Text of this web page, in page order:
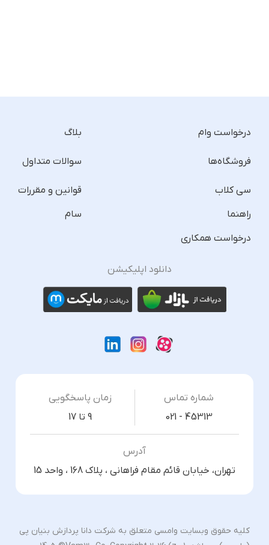
درخواست وام
فروشگاه‌ها
سی کلاب
راهنما
درخواست همکاری
بلاگ
سوالات متداول
قوانین و مقررات
سام
دانلود اپلیکیشن
شماره تماس
021 - 45313
زمان پاسخگویی
9 تا 17
آدرس
تهران، خیابان قائم مقام فراهانی ، پلاک 168 ، واحد 15
کلیه حقوق وبسایت وامسی متعلق به شرکت دانا پردازش بنیان پی